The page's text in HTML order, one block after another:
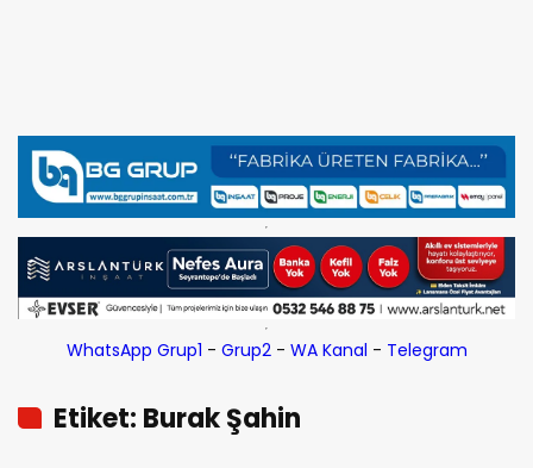
WhatsApp Grup1 - Grup2- WA Kanal - Telegram
Etiket: Burak Şahin